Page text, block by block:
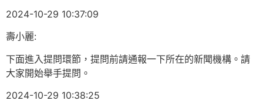
2024-10-29 10:37:09
壽小麗:
下面進入提問環節，提問前請通報一下所在的新聞機構。請
大家開始舉手提問。
2024-10-29 10:38:25